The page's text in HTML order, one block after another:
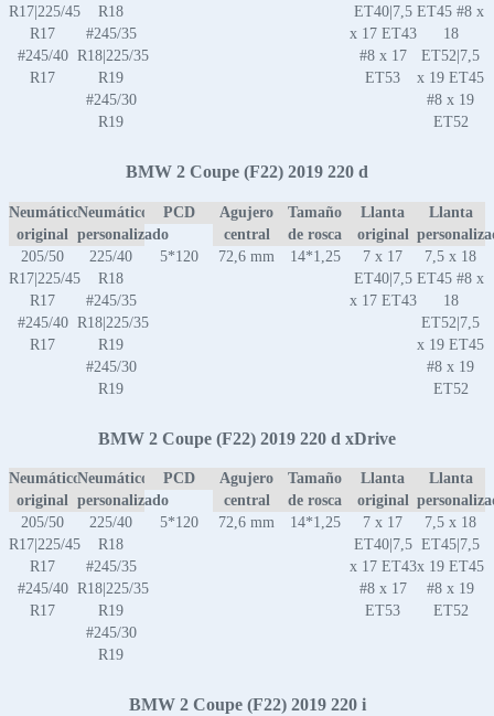
R17|225/45
R17
#245/40
R17
R18
#245/35
R18|225/35
R19
#245/30
R19
ET40|7,5
x 17 ET43
#8 x 17
ET53
ET45 #8 x
18
ET52|7,5
x 19 ET45
#8 x 19
ET52
BMW 2 Coupe (F22) 2019 220 d
Neumático
original
Neumático
personalizado
PCD
Agujero
central
Tamaño
de rosca
Llanta
original
Llanta
205/50
R17|225/45
R17
#245/40
R17
225/40
R18
#245/35
R18|225/35
R19
#245/30
R19
5*120 72,6 mm 14*1,25
7 x 17
ET40|7,5
x 17 ET43
7,5 x 18
ET45 #8 x
18
ET52|7,5
x 19 ET45
#8 x 19
ET52
BMW 2 Coupe (F22) 2019 220 d xDrive
Neumático
original
Neumático
personalizado
PCD
Agujero
central
Tamaño
de rosca
Llanta
original
Llanta
205/50
R17|225/45
R17
#245/40
R17
225/40
R18
#245/35
R18|225/35
R19
#245/30
R19
5*120 72,6 mm 14*1,25
7 x 17
ET40|7,5
x 17 ET43
#8 x 17
ET53
7,5 x 18
ET45|7,5
x 19 ET45
#8 x 19
ET52
BMW 2 Coupe (F22) 2019 220 i